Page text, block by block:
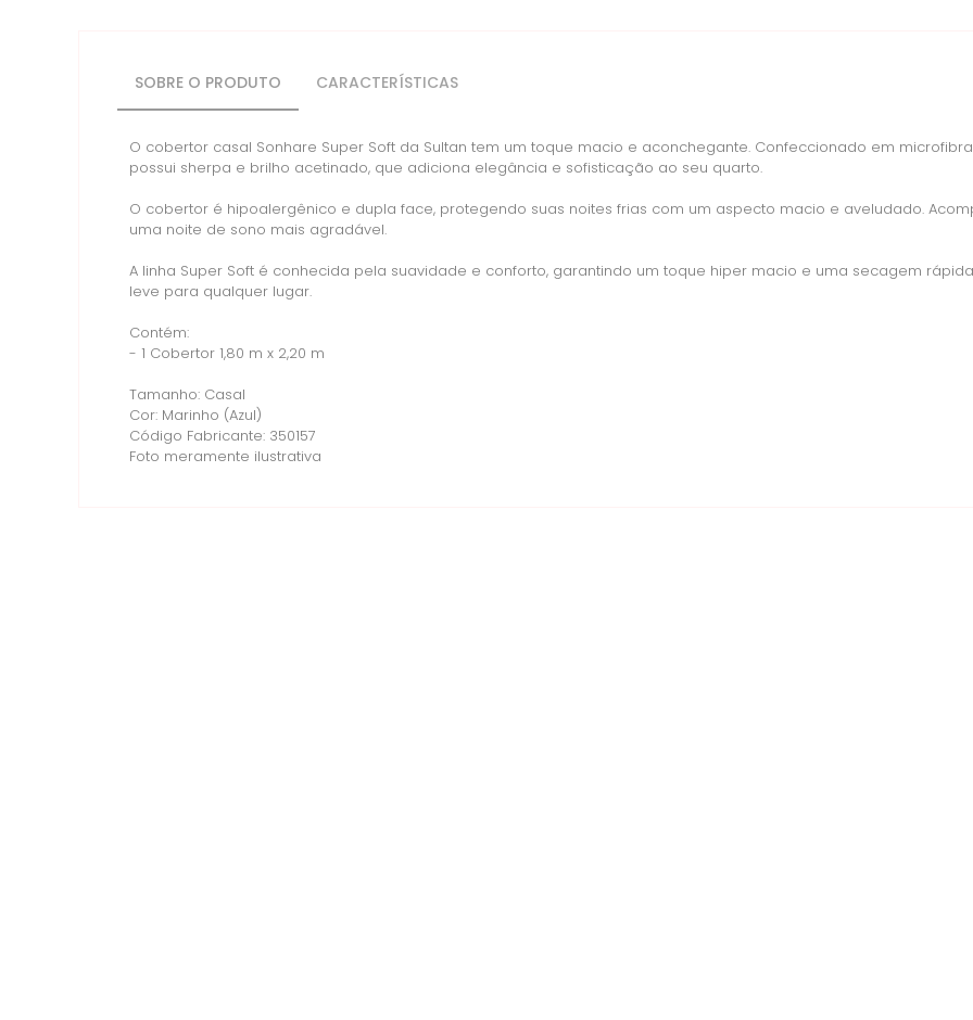
SOBRE O PRODUTO CARACTERÍSTICAS
O cobertor casal Sonhare Super Soft da Sultan tem um toque macio e aconchegante. Confeccionado em
possui sherpa e brilho acetinado, que adiciona elegância e sofisticação ao seu quarto.
O cobertor é hipoalergênico e dupla face, protegendo suas noites frias com um aspecto macio e aveludado.
uma noite de sono mais agradável.
A linha Super Soft é conhecida pela suavidade e conforto, garantindo um toque hiper macio e uma secagem
leve para qualquer lugar.
Contém:
- 1 Cobertor 1,80 m x 2,20 m
Tamanho: Casal
Cor: Marinho (Azul)
Código Fabricante: 350157
Foto meramente ilustrativa